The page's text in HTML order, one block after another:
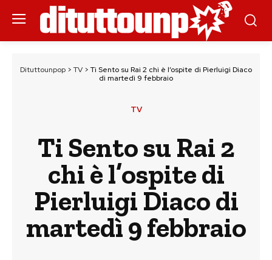
Dituttounpop > TV > Ti Sento su Rai 2 chi è l’ospite di Pierluigi Diaco
di martedì 9 febbraio
TV
Ti Sento su Rai 2
chi è l’ospite di
Pierluigi Diaco di
martedì 9 febbraio